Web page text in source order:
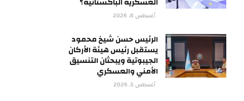
أغسطس 6, 2026
الرئيس حسن شيخ محمود
يستقبل رئيس هيئة الأركان
الجيبوتية ويبحثان التنسيق
الأمني والعسكري
أغسطس 5, 2026